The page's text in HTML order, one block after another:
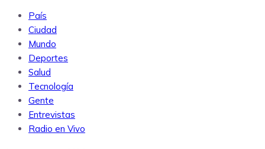
País
Ciudad
Mundo
Deportes
Salud
Tecnología
Gente
Entrevistas
Radio en Vivo